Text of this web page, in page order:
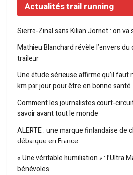
Actualités trail running
Sierre-Zinal sans Kilian Jornet : on va
Mathieu Blanchard révèle l’envers du
traileur
Une étude sérieuse affirme qu’il faut
km par jour pour être en bonne santé
Comment les journalistes court-
savoir avant tout le monde
ALERTE : une marque finlandaise de
débarque en France
« Une véritable humiliation » : l’Ultra
bénévoles